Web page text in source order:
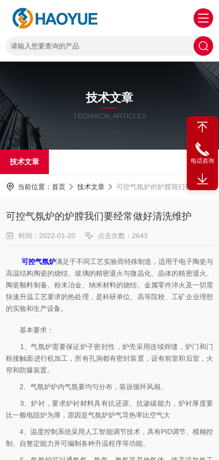
技术文章
TECHNICAL ARTICLES
技术文章
当前位置： 首页 技术文章 可控气氛炉的炉膛我们要经常做好清洗维护
可控气氛炉的炉膛我们要经常做好清洗维护
时间：2022-01-20 点击次数：2643
可控气氛炉满足于不同工艺实验而特殊制造，适用于电子陶瓷与
高温结构陶瓷的烧结、玻璃的精密退火与微晶化、晶体的精密退火、
陶瓷釉料制备、粉末冶金、纳米材料的烧结、金属零件淬火及一切需
快速升温工艺要求的热处理，是科研单位、高等院校、工矿企业理想
的实验和生产设备。
基本要求：
1、气氛炉需要保证炉子密封性，炉壳采用连续焊缝，炉门和门
框接触面进行机加工，所有孔洞都有密封装置，设有前室和后室，火
帘和防爆装置。
2、气氛炉炉内气氛要均匀分布，装设循环风扇。
3、炉衬，要求炉衬材料具有抗还原、抗渗碳能力，炉衬厚度要
比一般电阻炉为厚，原因是气氛炉炉气导热率比空气大
4、温度控制系统采用人工智能调节技术，具有PID调节、模糊控
制、自整定能力并可编制各种升温程序等功能。
电话咨询